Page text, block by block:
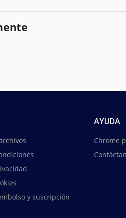
y suscripción
AYUDA
Chrome